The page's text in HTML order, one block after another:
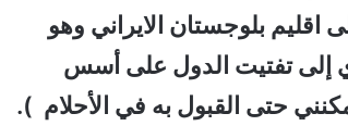
اقليم بلوجستان الايراني وهو
إلى تفتيت الدول على أسس
حتى القبول به في الأحلام ).